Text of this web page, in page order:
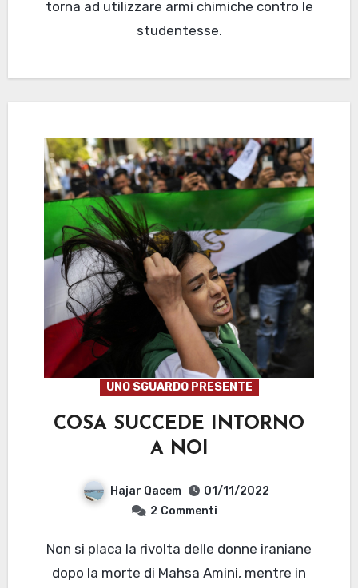
torna ad utilizzare armi chimiche contro le
studentesse.
UNO SGUARDO PRESENTE
COSA SUCCEDE INTORNO
A NOI
Hajar Qacem
01/11/2022
2 Commenti
Non si placa la rivolta delle donne iraniane
dopo la morte di Mahsa Amini, mentre in